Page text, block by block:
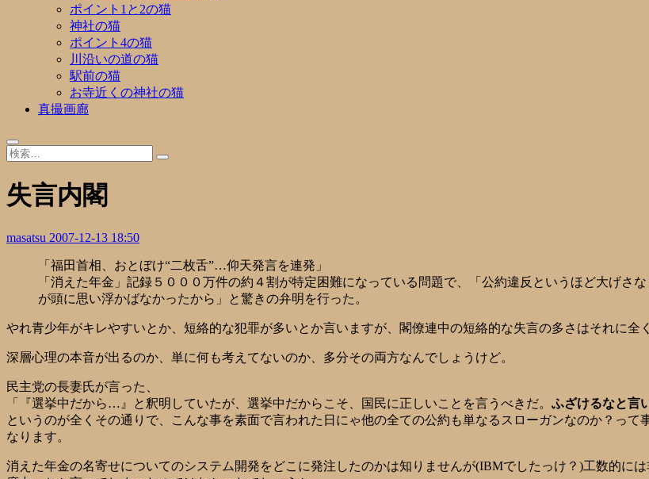
ポイント1と2の猫
神社の猫
ポイント4の猫
川沿いの道の猫
駅前の猫
お寺近くの神社の猫
真撮画廊
失言内閣
masatsu 2007-12-13 18:50
「福田首相、おとぼけ“二枚舌”…仰天発言を連発」
「消えた年金」記録５０００万件の約４割が特定困難になっている問題で、「公約違反というほど大げさ
が頭に思い浮かばなかったから」と驚きの弁明を行った。
やれ青少年がキレやすいとか、短絡的な犯罪が多いとか言いますが、閣僚連中の短絡的な失言の多さはそれに全
深層心理の本音が出るのか、単に何も考えてないのか、多分その両方なんでしょうけど。
民主党の長妻氏が言った、
「『選挙中だから…』と釈明していたが、選挙中だからこそ、国民に正しいことを言うべきだ。 ふざけるなと言
というのが全くその通りで、こんな事を素面で言われた日にゃ他の全ての公約も単なるスローガンなのか？っ
なります。
消えた年金の名寄せについてのシステム開発をどこに発注したのかは知りませんが(IBMでしたっけ？)工数的に